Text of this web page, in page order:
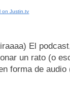
on Justin.tv
El
un rato (o
forma de